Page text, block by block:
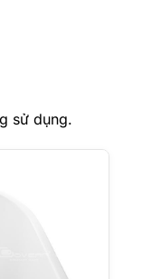
sử dụng.